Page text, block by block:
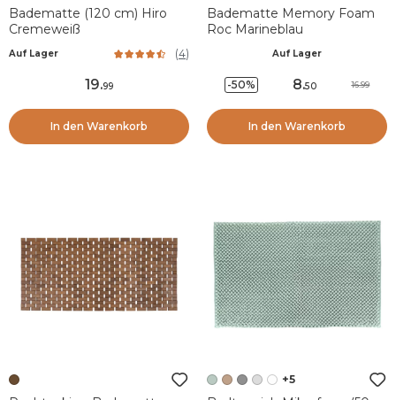
Badematte (120 cm) Hiro
Cremeweiß
Auf Lager (4)
19.99
In den Warenkorb
Badematte Memory Foam
Roc Marineblau
Auf Lager
-50% 8.50 16.99
In den Warenkorb
+5